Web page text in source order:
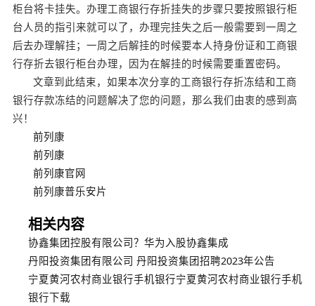
柜台将卡挂失。办理工商银行存折挂失的步骤只要按照银行柜
台人员的指引来就可以了，办理完挂失之后一般需要到一周之
后去办理解挂；一周之后解挂的时候要本人持身份证和工商银
行存折去银行柜台办理，因为在解挂的时候需要重置密码。
文章到此结束，如果本次分享的工商银行存折冻结和工商
银行存款冻结的问题解决了您的问题，那么我们由衷的感到高
兴！
前列康
前列康
前列康官网
前列康普乐安片
相关内容
协鑫集团控股有限公司？华为入股协鑫集成
丹阳投资集团有限公司 丹阳投资集团招聘2023年公告
宁夏黄河农村商业银行手机银行宁夏黄河农村商业银行手机
银行下载